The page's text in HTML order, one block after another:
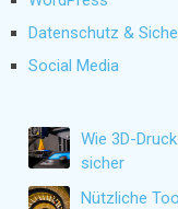
Datenschutz &
Social Media
Wie 3D-
sicher
Nützliche